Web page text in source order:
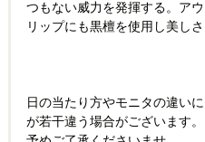
つもない威力を発揮する。ア
リップにも黒檀を使用し美し
日の当たり方やモニタの違い
が若干違う場合がございます。